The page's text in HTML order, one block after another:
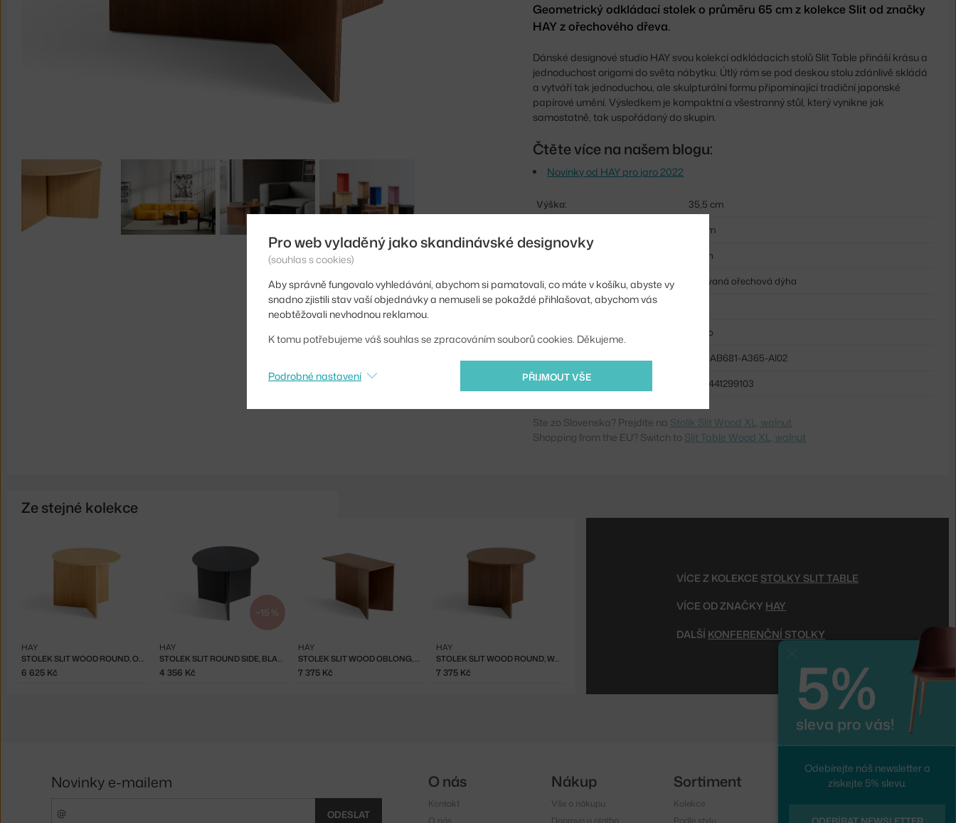
Geometrický odkládací stolek o průměru 65 cm z kolekce Slit od značky
HAY z ořechového dřeva.
Dánské designové studio HAY svou kolekcí odkládacích stolů Slit Table přináší krásu a
jednoduchost origami do světa nábytku. Útlý rám se pod deskou stolu zdánlivě skládá
a vytváří tak jednoduchou, ale skulpturální formu připomínající tradiční japonské
papírové umění. Výsledkem je kompaktní a všestranný stůl, který vynikne jak
samostatně, tak uspořádaný do skupin.
Čtěte více na našem blogu:
Novinky od HAY pro jaro 2022
Výška:
35,5 cm
65 cm
ořech
Materiál:
lakovaná ořechová dýha
Tvar stolu:
Deska stolu:
dřevo
Kód produktu
HAY-AB681-A365-AI02
EAN
5710441299103
Ste zo Slovenska? Prejdite na Stolík Slit Wood XL, walnut
Shopping from the EU? Switch to Slit Table Wood XL, walnut
Ze stejné kolekce
STOLEK SLIT WOOD ROUND, OAK
HAY
6 625 Kč
−15 %
STOLEK SLIT ROUND SIDE, BLACK
HAY
4 356 Kč
STOLEK SLIT WOOD OBLONG, WALNUT
HAY
7 375 Kč
STOLEK SLIT WOOD ROUND, WALNUT
HAY
7 375 Kč
VÍCE Z KOLEKCE STOLKY SLIT TABLE
VÍCE OD ZNAČKY HAY
DALŠÍ KONFERENČNÍ STOLKY
Pro web vyladěný jako skandinávské designovky
(souhlas s cookies)
Aby správně fungovalo vyhledávání, abychom si pamatovali, co máte v košíku, abyste vy
snadno zjistili stav vaší objednávky a nemuseli se pokaždé přihlašovat, abychom vás
neobtěžovali nevhodnou reklamou.
K tomu potřebujeme váš souhlas se zpracováním souborů cookies. Děkujeme.
PŘIJMOUT VŠE
Podrobné nastavení
5%
sleva pro vás!
Odebírejte náš newsletter a
získejte 5% slevu.
Novinky e-mailem
ODESLAT
O nás
Kontakt
O nás
Nákup
Vše o nákupu
Doprava a platba
Sortiment
Kolekce
Podle stylu
Sledujte nás
Facebook